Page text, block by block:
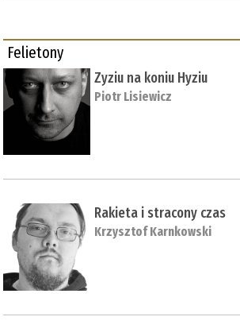
Felietony
Zyziu na koniu Hyziu
Piotr Lisiewicz
Rakieta i stracony czas
Krzysztof Karnkowski